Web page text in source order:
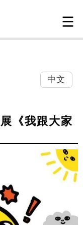
中文
《我跟大家